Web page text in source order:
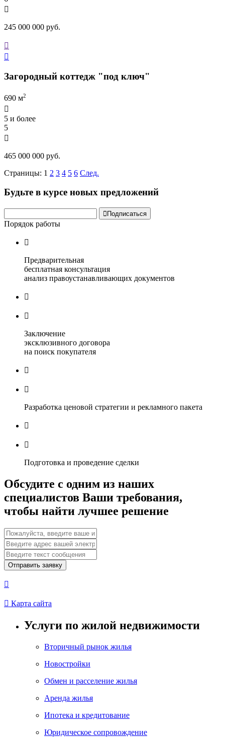

245 000 000 руб.


Загородный коттедж "под ключ"
690 м2

5 и более
5

465 000 000 руб.
Страницы: 1 2 3 4 5 6 След.
Будьте в курсе новых предложений
 Подписаться
Порядок работы

Предварительная
бесплатная консультация
анализ правоустанавливающих документов


Заключение
эксклюзивного договора
на поиск покупателя


Разработка ценовой стратегии и рекламного пакета


Подготовка и проведение сделки
Обсудите с одним из наших
специалистов Ваши требования,
чтобы найти лучшее решение
Отправить заявку

 Карта сайта
Услуги по жилой недвижимости
Вторичный рынок жилья
Новостройки
Обмен и расселение жилья
Аренда жилья
Ипотека и кредитование
Юридическое сопровождение